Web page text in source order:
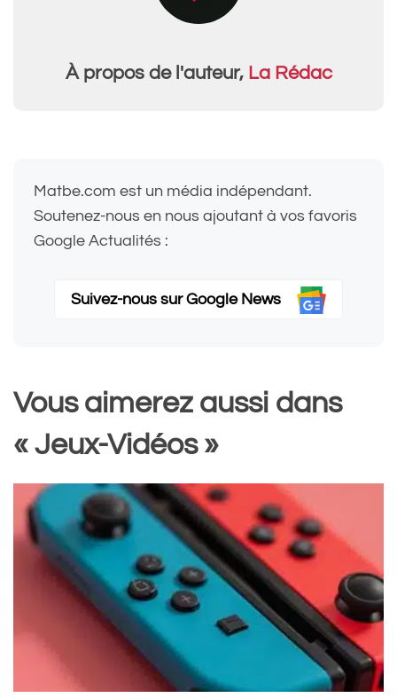
À propos de l'auteur, La Rédac
Matbe.com est un média indépendant.
Soutenez-nous en nous ajoutant à vos favoris
Google Actualités :
Suivez-nous sur Google News
Vous aimerez aussi dans
« Jeux-Vidéos »